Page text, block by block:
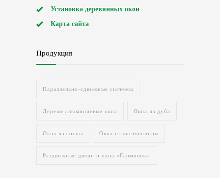
Установка деревянных окон
Карта сайта
Продукция
Параллельно-сдвижные системы
Дерево-алюминиевые окна Окна из дуба
Окна из сосны Окна из лиственницы
Раздвижные двери и окна «Гармошка»